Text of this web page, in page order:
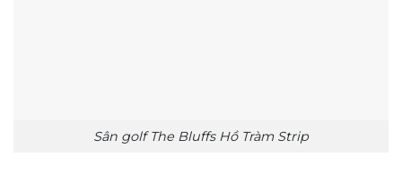
Sân golf The Bluffs Hồ Tràm Strip